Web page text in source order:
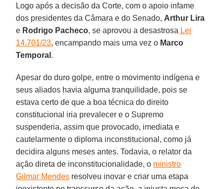
Logo após a decisão da Corte, com o apoio infame
dos presidentes da Câmara e do Senado, Arthur Lira
e Rodrigo Pacheco, se aprovou a desastrosa Lei
14.701/23, encampando mais uma vez o Marco
Temporal .
Apesar do duro golpe, entre o movimento indígena e
seus aliados havia alguma tranquilidade, pois se
estava certo de que a boa técnica do direito
constitucional iria prevalecer e o Supremo
suspenderia, assim que provocado, imediata e
cautelarmente o diploma inconstitucional, como já
decidira alguns meses antes. Todavia, o relator da
ação direta de inconstitucionalidade, o ministro
Gilmar Mendes resolveu inovar e criar uma etapa